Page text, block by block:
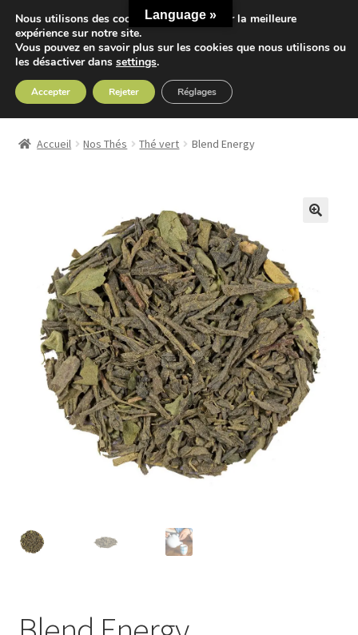
Aller
à
la
navigation
Aller
au
contenu
Accueil
enfant
Ouvrir
le
Sport
Accessoires
Accueil Nos Thés Thé vert Blend Energy
Language »
Nous utilisons des cookies pour vous offrir la meilleure
expérience sur notre site.
Vous pouvez en savoir plus sur les cookies que nous utilisons ou
les désactiver dans settings.
Accepter Rejeter Réglages